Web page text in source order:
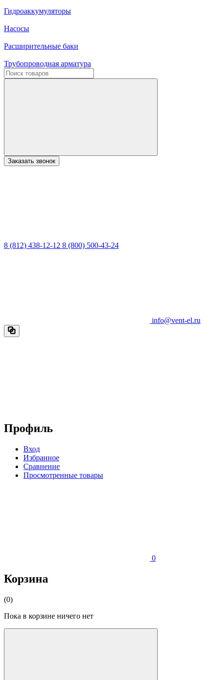
Гидроаккумуляторы
Насосы
Расширительные баки
Трубопроводная арматура
Заказать звонок
8 (812) 438-12-12 8 (800) 500-43-24
info@vent-el.ru
Профиль
Вход
Избранное
Сравнение
Просмотренные товары
0
Корзина
(0)
Пока в корзине ничего нет